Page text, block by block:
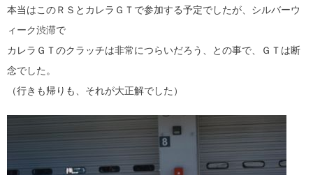
本当はこのＲＳとカレラＧＴで参加する予定でしたが、シルバーウ
ィーク渋滞で
カレラＧＴのクラッチは非常につらいだろう、との事で、ＧＴは断
念でした。
（行きも帰りも、それが大正解でした）